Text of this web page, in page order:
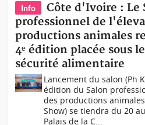
Info
Côte d'Ivoire : Le
professionnel de
productions animales
4ᵉ édition placée sous
sécurité alimentaire
Lancement du salon (Ph
édition du Salon
des productions animales
Show) se tiendra du 20
Palais de la C...